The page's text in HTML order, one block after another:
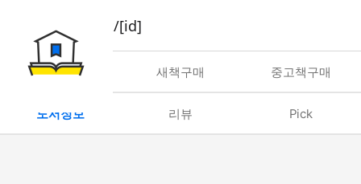
book/rent/[id]
대여 새책구매 중고책구매
도서정보 리뷰 Pick